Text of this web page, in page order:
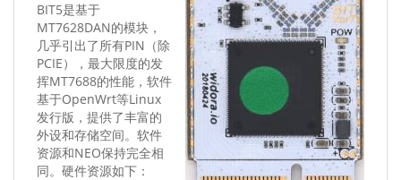
BIT5是基于
MT7628DAN的模块，
几乎引出了所有PIN（除
PCIE），最大限度的发
挥MT7688的性能，软件
基于OpenWrt等Linux
发行版，提供了丰富的
外设和存储空间。软件
资源和NEO保持完全相
同。硬件资源如下：